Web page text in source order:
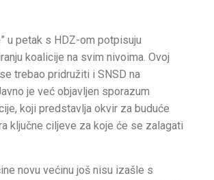
u petak s HDZ-om potpisuju
koalicije na svim nivoima. Ovoj
trebao pridružiti i SNSD na
je već objavljen sporazum
koji predstavlja okvir za buduće
ključne ciljeve za koje će se zalagati
novu većinu još nisu izašle s